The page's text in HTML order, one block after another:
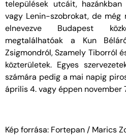
települések utcáit,
vagy Lenin-szobrokat, de még
elnevezve Budapest
megtalálhatóak a Kun
Zsigmondról, Szamely Tiborról
közterületek. Egyes
számára pedig a mai napig
április 4. vagy éppen november
Kép forrása: Fortepan / Marics